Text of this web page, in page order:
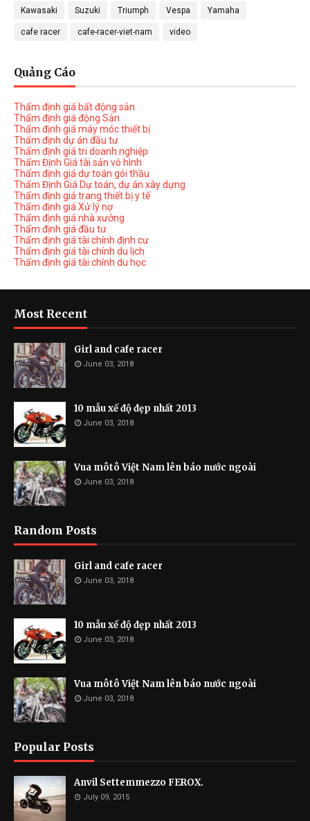
Kawasaki Suzuki Triumph Vespa Yamaha
cafe racer cafe-racer-viet-nam video
Quảng Cáo
Thẩm định giá bất động sản
Thẩm định giá động Sản
Thẩm định giá máy móc thiết bị
Thẩm định dự án đầu tư
Thẩm định giá tri doanh nghiệp
Thẩm Định Giá tài sản vô hình
Thẩm định giá dự toán gói thầu
Thẩm Định Giá Dự toán, dự án xây dựng
Thẩm định giá trang thiết bị y tế
Thẩm định giá Xử lý nợ
Thẩm định giá nhà xưởng
Thẩm định giá đầu tư
Thẩm định giá tài chính định cư
Thẩm định giá tài chính du lịch
Thẩm định giá tài chính du học
Most Recent
Girl and cafe racer
June 03, 2018
10 mẫu xế độ đẹp nhất 2013
June 03, 2018
Vua môtô Việt Nam lên báo nước ngoài
June 03, 2018
Random Posts
Girl and cafe racer
June 03, 2018
10 mẫu xế độ đẹp nhất 2013
June 03, 2018
Vua môtô Việt Nam lên báo nước ngoài
June 03, 2018
Popular Posts
Anvil Settemmezzo FEROX.
July 09, 2015